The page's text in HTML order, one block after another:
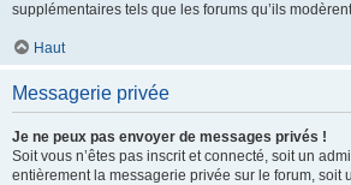
supplémentaires tels que les forums qu’ils
Haut
Messagerie privée
Je ne peux pas envoyer de messages privés !
Soit vous n’êtes pas inscrit et connecté, soit un
entièrement la messagerie privée sur le forum, soit